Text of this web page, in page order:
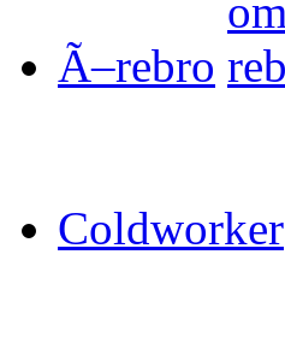
Ã–rebro
Coldworker